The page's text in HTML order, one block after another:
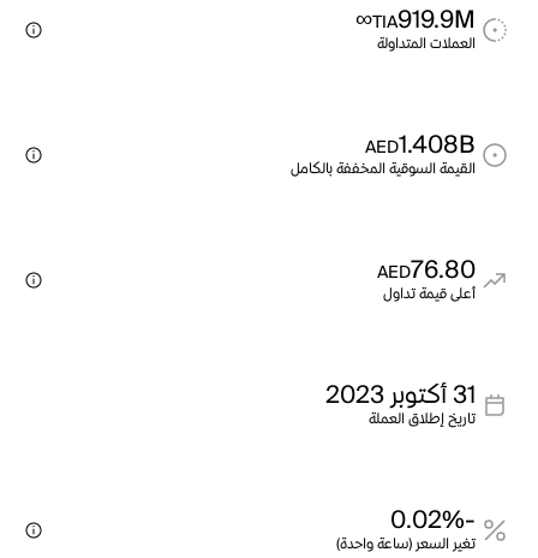
919.9M
TIA
∞
العملات المتداولة
1.408B
AED
القيمة السوقية المخففة بالكامل
76.80
AED
أعلى قيمة تداول
31 أكتوبر 2023
تاريخ إطلاق العملة
-0.02%
تغير السعر (ساعة واحدة)